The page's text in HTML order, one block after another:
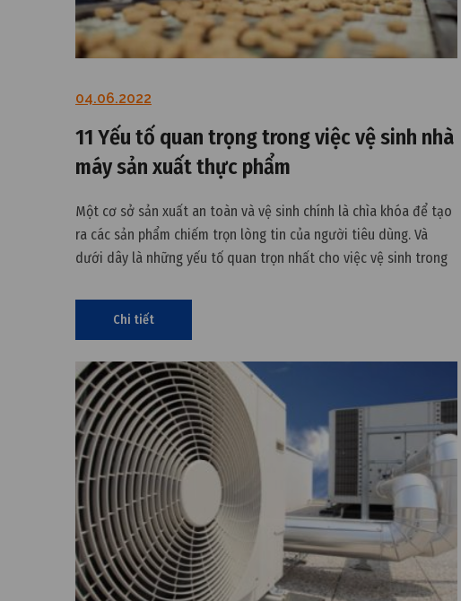
04.06.2022
11 Yếu tố quan trọng trong việc vệ sinh nhà
máy sản xuất thực phẩm
Một cơ sở sản xuất an toàn và vệ sinh chính là chìa khóa để tạo
ra các sản phẩm chiếm trọn lòng tin của người tiêu dùng. Và
dưới dây là những yếu tố quan trọn nhất cho việc vệ sinh trong
Chi tiết